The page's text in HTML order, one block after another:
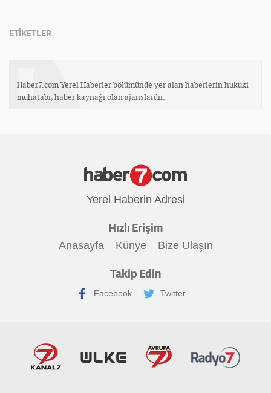
ETİKETLER
Haber7.com Yerel Haberler bölümünde yer alan haberlerin hukuki
muhatabı, haber kaynağı olan ajanslardır.
Yerel Haberin Adresi
Hızlı Erişim
Anasayfa Künye Bize Ulaşın
Takip Edin
Facebook Twitter